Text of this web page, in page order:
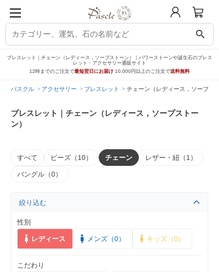
search
ブレスレット｜チェーン（レディース，ソープストーン）｜パワーストーンや誕生石のブレス
レット・アクセサリー通販サイト
12時までのご注文で最短翌日にお届け 10,000円以上のご注文で送料無料
パスクル アクセサリー ブレスレット チェーン（レディース，ソープス
ブレスレット｜チェーン（レディース，ソープストー
ン）
すべて ビーズ（10） チェーン レザー・紐（1）
バングル（0）
絞り込む
性別
レディース メンズ（0） キッズ（0）
こだわり